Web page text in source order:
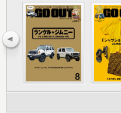
46 THE
58 高機能“夏”アイ
72 大好き！ ラン
102 GO
105 GO OUT
114 BRAND PICK
120 GO OUT